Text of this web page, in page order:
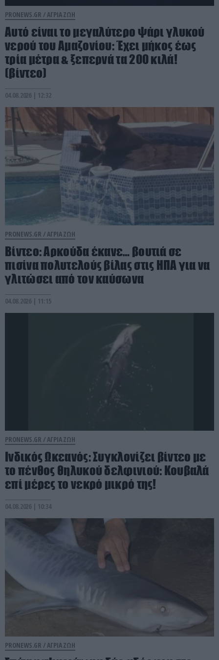
PRONEWS.GR / ΑΓΡΙΑ ΖΩΗ
Αυτό είναι το μεγαλύτερο ψάρι γλυκού
νερού του Αμαζονίου: Έχει μήκος έως
τρία μέτρα & ξεπερνά τα 200 κιλά!
(βίντεο)
04.08.2026 | 12:32
PRONEWS.GR / ΑΓΡΙΑ ΖΩΗ
Βίντεο: Αρκούδα έκανε… βουτιά σε
πισίνα πολυτελούς βίλας στις ΗΠΑ για να
γλιτώσει από τον καύσωνα
04.08.2026 | 11:15
PRONEWS.GR /ΑΓΡΙΑ ΖΩΗ
Ινδικός Ωκεανός: Συγκλονίζει βίντεο με
το πένθος θηλυκού δελφινιού: Κουβαλά
επί μέρες το νεκρό μικρό της!
04.08.2026 | 10:34
PRONEWS.GR /ΑΓΡΙΑ ΖΩΗ